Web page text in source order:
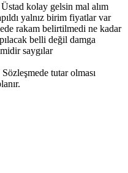
Üstad kolay gelsin mal alım
yalnız birim fiyatlar var
rakam belirtilmedi ne kadar
belli değil damga
saygılar
tutar olması